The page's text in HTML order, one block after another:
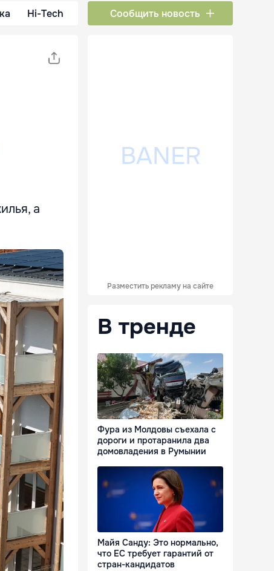
Hi-Tech Сообщить новость
а
Разместить рекламу на сайте
В тренде
Фура из Молдовы съехала с
дороги и протаранила два
домовладения в Румынии
Майя Санду: Это нормально,
что ЕС требует гарантий от
стран-кандидатов